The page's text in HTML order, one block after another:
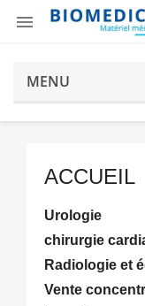

MENU
ACCUEIL
Urologie
chirurgie
Radiologie et
Vente